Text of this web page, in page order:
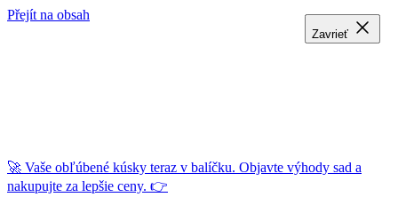
Přejít na obsah
🚀 Vaše obľúbené kúsky teraz v balíčku. Objavte výhody sad a
nakupujte za lepšie ceny. 👉
Zavrieť
Zavrieť
Zavrieť